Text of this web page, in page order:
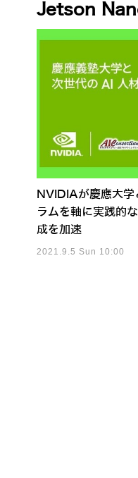
Jetson
NVIDIAが慶應大
ラムを軸に実践的
成を加速
2021.9.5 Sun 10:00